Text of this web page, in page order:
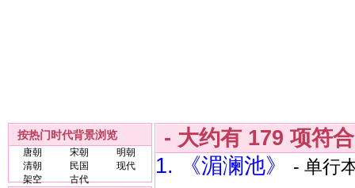
按热门时代背景浏览
唐朝 宋朝
明朝
清朝
民国
现代
架空
古代
- 大约有 179 项符
1. 《湄澜池》
- 单行